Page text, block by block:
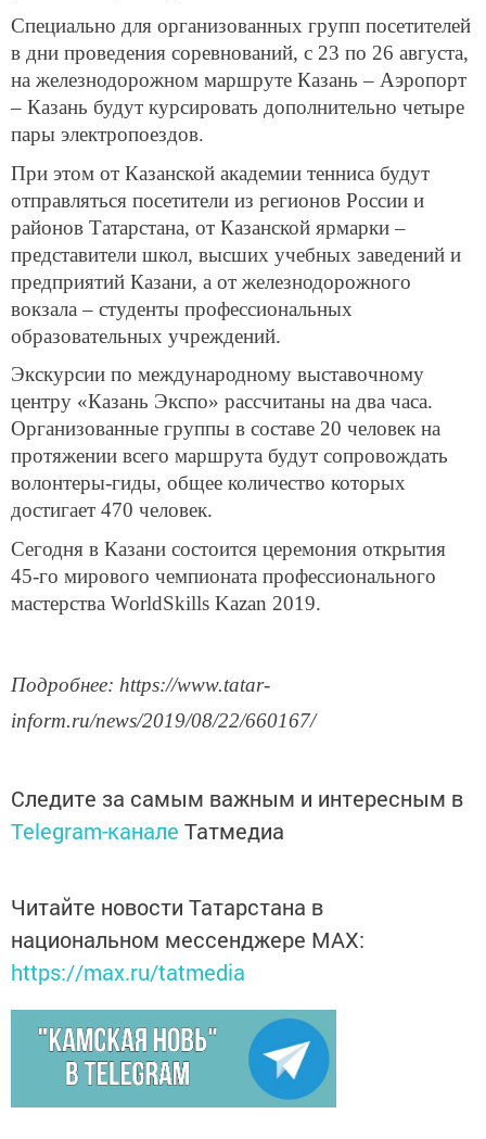
Специально для организованных групп посетителей
в дни проведения соревнований, с 23 по 26 августа,
на железнодорожном маршруте Казань – Аэропорт
– Казань будут курсировать дополнительно четыре
пары электропоездов.
При этом от Казанской академии тенниса будут
отправляться посетители из регионов России и
районов Татарстана, от Казанской ярмарки –
представители школ, высших учебных заведений и
предприятий Казани, а от железнодорожного
вокзала – студенты профессиональных
образовательных учреждений.
Экскурсии по международному выставочному
центру «Казань Экспо» рассчитаны на два часа.
Организованные группы в составе 20 человек на
протяжении всего маршрута будут сопровождать
волонтеры-гиды, общее количество которых
достигает 470 человек.
Сегодня в Казани состоится церемония открытия
45-го мирового чемпионата профессионального
мастерства WorldSkills Kazan 2019.
Подробнее: https://www.tatar-
inform.ru/news/2019/08/22/660167/
Следите за самым важным и интересным в
Telegram-канале Татмедиа
Читайте новости Татарстана в
национальном мессенджере MАХ:
https://max.ru/tatmedia